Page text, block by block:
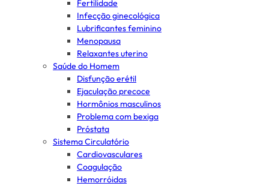
Fertilidade
Infecção ginecológica
Lubrificantes feminino
Menopausa
Relaxantes uterino
Saúde do Homem
Disfunção erétil
Ejaculação precoce
Hormônios masculinos
Problema com bexiga
Próstata
Sistema Circulatório
Cardiovasculares
Coagulação
Hemorróidas